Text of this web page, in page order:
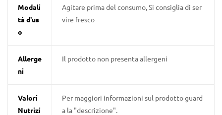
Modali
tà d'us
o
Agitare prima del consumo, Si consiglia di ser
vire fresco
Allerge
ni
Il prodotto non presenta allergeni
Valori
Nutrizi
Per maggiori informazioni sul prodotto guard
a la "descrizione".